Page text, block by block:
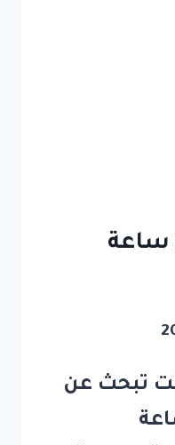
سباك في دبي 24 ساعة
تبحث عن
دبي 24 ساعة